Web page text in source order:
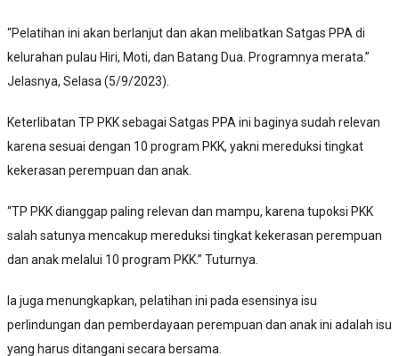
“Pelatihan ini akan berlanjut dan akan melibatkan Satgas PPA di
kelurahan pulau Hiri, Moti, dan Batang Dua. Programnya merata.”
Jelasnya, Selasa (5/9/2023).
Keterlibatan TP PKK sebagai Satgas PPA ini baginya sudah relevan
karena sesuai dengan 10 program PKK, yakni mereduksi tingkat
kekerasan perempuan dan anak.
“TP PKK dianggap paling relevan dan mampu, karena tupoksi PKK
salah satunya mencakup mereduksi tingkat kekerasan perempuan
dan anak melalui 10 program PKK.” Tuturnya.
Ia juga menungkapkan, pelatihan ini pada esensinya isu
perlindungan dan pemberdayaan perempuan dan anak ini adalah isu
yang harus ditangani secara bersama.